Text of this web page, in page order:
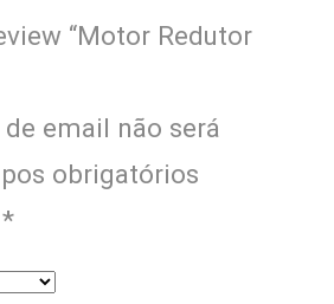
“Motor Redutor
email não será
obrigatórios
*